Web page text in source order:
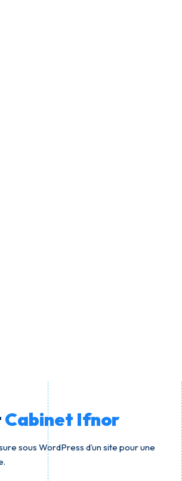
Cabinet Ifnor
sous WordPress d’un site pour une